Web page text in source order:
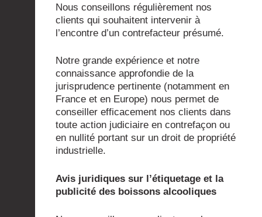
Nous conseillons régulièrement nos
clients qui souhaitent intervenir à
l’encontre d’un contrefacteur présumé.
Notre grande expérience et notre
connaissance approfondie de la
jurisprudence pertinente (notamment en
France et en Europe) nous permet de
conseiller efficacement nos clients dans
toute action judiciaire en contrefaçon ou
en nullité portant sur un droit de propriété
industrielle.
Avis juridiques sur l’étiquetage et la
publicité des boissons alcooliques